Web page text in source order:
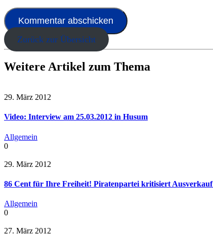
Zurück zur Übersicht
Weitere Artikel zum Thema
29. März 2012
Video: Interview am 25.03.2012 in Husum
Allgemein
0
29. März 2012
86 Cent für Ihre Freiheit! Piratenpartei kritisiert
Allgemein
0
27. März 2012